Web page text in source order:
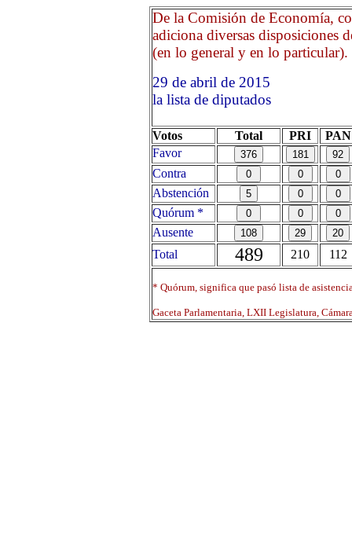
De la Comisión de Economía,
adiciona diversas disposiciones
(en lo general y en lo particular).
29 de abril de 2015
la lista de diputados
Votos Total PRI
PAN
Favor
Contra
Abstención
Quórum *
Ausente
Total
489 210 112
* Quórum, significa que pasó lista de
Gaceta Parlamentaria, LXII Legislatura,